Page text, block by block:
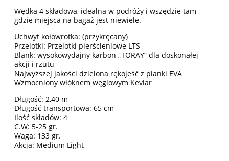
Wędka 4 składowa, idealna w podróży i wszędzie tam
gdzie miejsca na bagaż jest niewiele.
Uchwyt kołowrotka: (przykręcany)
Przelotki: Przelotki pierścieniowe LTS
Blank: wysokowydajny karbon „TORAY” dla doskonałej
akcji i rzutu
Najwyższej jakości dzielona rękojeść z pianki EVA
Wzmocniony włóknem węglowym Kevlar
Długość: 2,40 m
Długość transportowa: 65 cm
Ilość składów: 4
C.W: 5-25 gr.
Waga: 133 gr.
Akcja: Medium Light